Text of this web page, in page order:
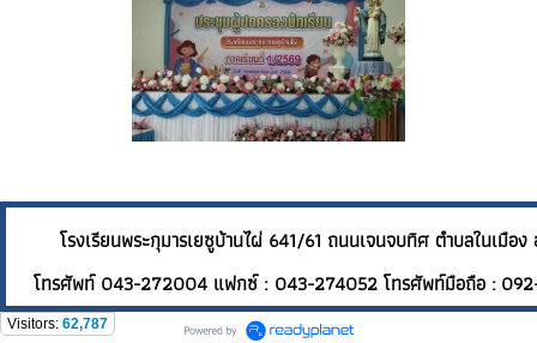
โรงเรียนพระกุมารเยซูบ้านไผ่ 641/61 ถนนเจนจบทิ
โทรศัพท์ 043-272004 แฟกซ์ : 043-274052 โทรศัพท์มือถือ :
Visitors: 62,787